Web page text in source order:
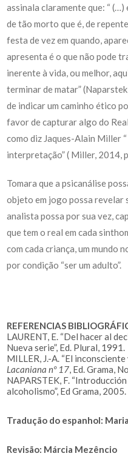
assinala claramente que: “
de tão morto que é, de
festa de vez em quando,
apresenta é o que não pode
inerente à vida, ou melhor,
terminar de matar”
de indicar um caminho ético
favor de capturar algo do
como diz Jaques-Alain Miller
interpretação” ( Miller, 2014,
Tomara que a psicanálise
objeto em jogo possa revelar
analista possa por sua vez,
que tem o real em cada
com cada criança, um mundo
por condição “ser um adulto”.
REFERENCIAS
LAURENT, E. “Del hacer al
Nueva serie”, Ed. Plural, 1991.
MILLER, J.-A. “El
Lacaniana nº 17, Ed. Grama,
NAPARSTEK, F.
alcoholismo”, Ed Grama, 2005.
Tradução do espanhol:
Revisão: Márcia Mezêncio